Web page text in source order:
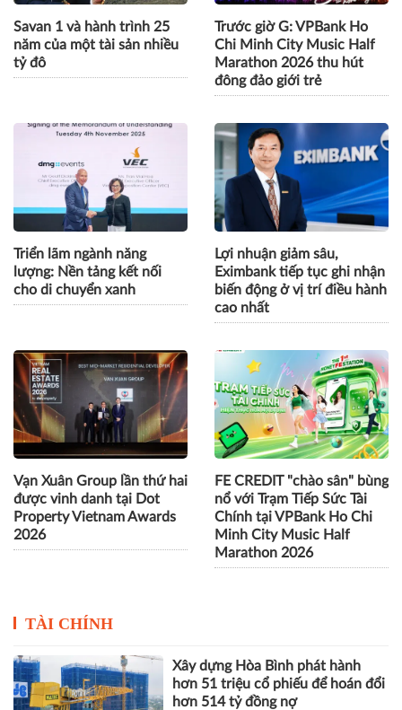
Savan 1 và hành trình 25
năm của một tài sản nhiều
tỷ đô
Trước giờ G: VPBank Ho
Chi Minh City Music Half
Marathon 2026 thu hút
đông đảo giới trẻ
Triển lãm ngành năng
lượng: Nền tảng kết nối
cho di chuyển xanh
Lợi nhuận giảm sâu,
Eximbank tiếp tục ghi nhận
biến động ở vị trí điều hành
cao nhất
Vạn Xuân Group lần thứ hai
được vinh danh tại Dot
Property Vietnam Awards
2026
FE CREDIT "chào sân" bùng
nổ với Trạm Tiếp Sức Tài
Chính tại VPBank Ho Chi
Minh City Music Half
Marathon 2026
TÀI CHÍNH
Xây dựng Hòa Bình phát hành
hơn 51 triệu cổ phiếu để hoán đổi
hơn 514 tỷ đồng nợ